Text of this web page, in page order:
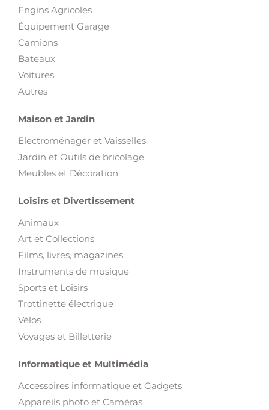
Engins Agricoles
Équipement Garage
Camions
Bateaux
Voitures
Autres
Maison et Jardin
Electroménager et Vaisselles
Jardin et Outils de bricolage
Meubles et Décoration
Loisirs et Divertissement
Animaux
Art et Collections
Films, livres, magazines
Instruments de musique
Sports et Loisirs
Trottinette électrique
Vélos
Voyages et Billetterie
Informatique et Multimédia
Accessoires informatique et Gadgets
Appareils photo et Caméras